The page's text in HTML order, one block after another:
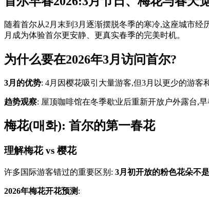
随着首尔从2月末到3月逐渐摆脱冬季的寒冷,这座城市
月成为体验首尔更安静、更真实春季的完美时机。
为什么要在2026年3月访问首尔?
3月的优势: 4月因樱花吸引大量游客,但3月以更少的游客
趋势观察: 屋顶咖啡馆在冬季歇业后重新开放户外露台,
梅花(매화): 首尔的第一春花
理解梅花 vs 樱花
许多国际游客错过的重要区别: 3月初开放的粉色花朵不
2026年梅花开花预测 :